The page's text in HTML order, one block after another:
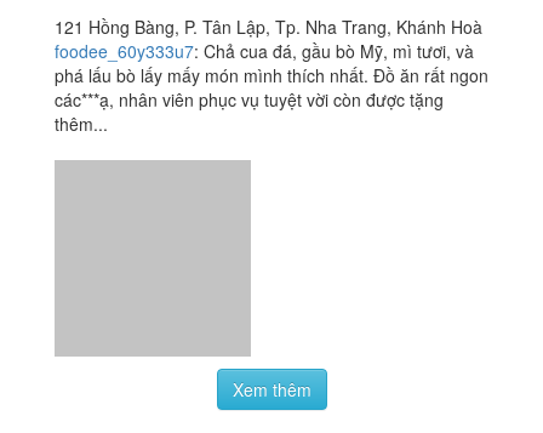
121 Hồng Bàng, P. Tân Lập, Tp. Nha Trang, Khánh Hoà
foodee_60y333u7: Chả cua đá, gầu bò Mỹ, mì tươi, và
phá lấu bò lấy mấy món mình thích nhất. Đồ ăn rất ngon
các***ạ, nhân viên phục vụ tuyệt vời còn được tặng
thêm...
Xem thêm